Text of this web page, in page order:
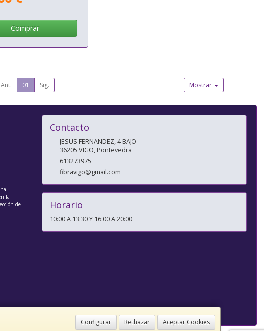
Comprar
Ant. 01 Sig. Mostrar
Configurar Rechazar Aceptar Cookies
la
de
Contacto
JESUS FERNANDEZ, 4 BAJO
36205 VIGO,Pontevedra
613273975
fibravigo@gmail.com
Horario
10:00 A 13:30 Y 16:00 A 20:00